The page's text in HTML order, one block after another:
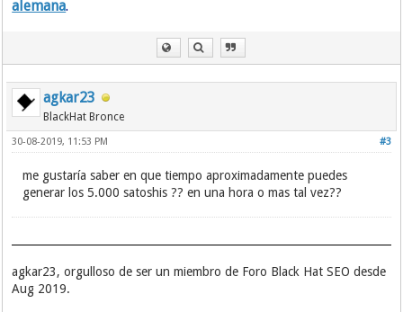
alemana.
agkar23
BlackHat Bronce
#3
30-08-2019, 11:53 PM
me gustaría saber en que tiempo aproximadamente puedes
generar los 5.000 satoshis ?? en una hora o mas tal vez??
agkar23, orgulloso de ser un miembro de Foro Black Hat SEO desde
Aug 2019.